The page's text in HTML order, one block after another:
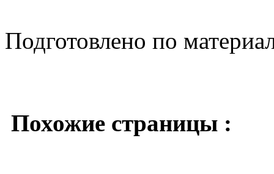
Подготовлено по
Похожие страницы :